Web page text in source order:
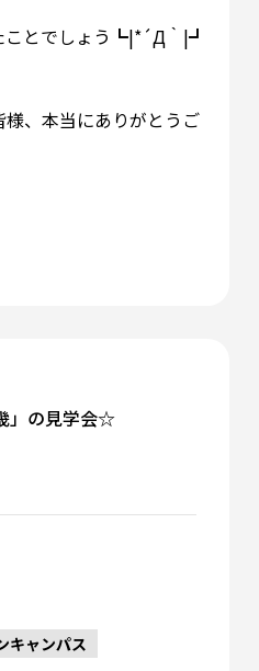
ことでしょう┗|*´Д｀|┛
、本当にありがとうご
」の見学会☆
キャンパス